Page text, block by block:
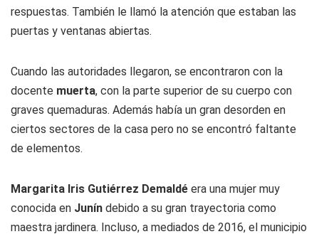
respuestas. También le llamó la atención que estaban las
puertas y ventanas abiertas.
Cuando las autoridades llegaron, se encontraron con la
docente muerta, con la parte superior de su cuerpo con
graves quemaduras. Además había un gran desorden en
ciertos sectores de la casa pero no se encontró faltante
de elementos.
Margarita Iris Gutiérrez Demaldé era una mujer muy
conocida en Junín debido a su gran trayectoria como
maestra jardinera. Incluso, a mediados de 2016, el municipio